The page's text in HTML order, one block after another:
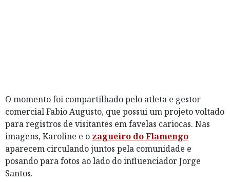
O momento foi compartilhado pelo atleta e gestor
comercial Fabio Augusto, que possui um projeto voltado
para registros de visitantes em favelas cariocas. Nas
imagens, Karoline e o zagueiro do Flamengo
aparecem circulando juntos pela comunidade e
posando para fotos ao lado do influenciador Jorge
Santos.